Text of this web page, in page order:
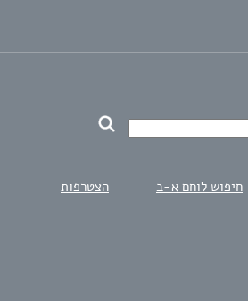
חיפוש לוחם א-ב הצטרפות